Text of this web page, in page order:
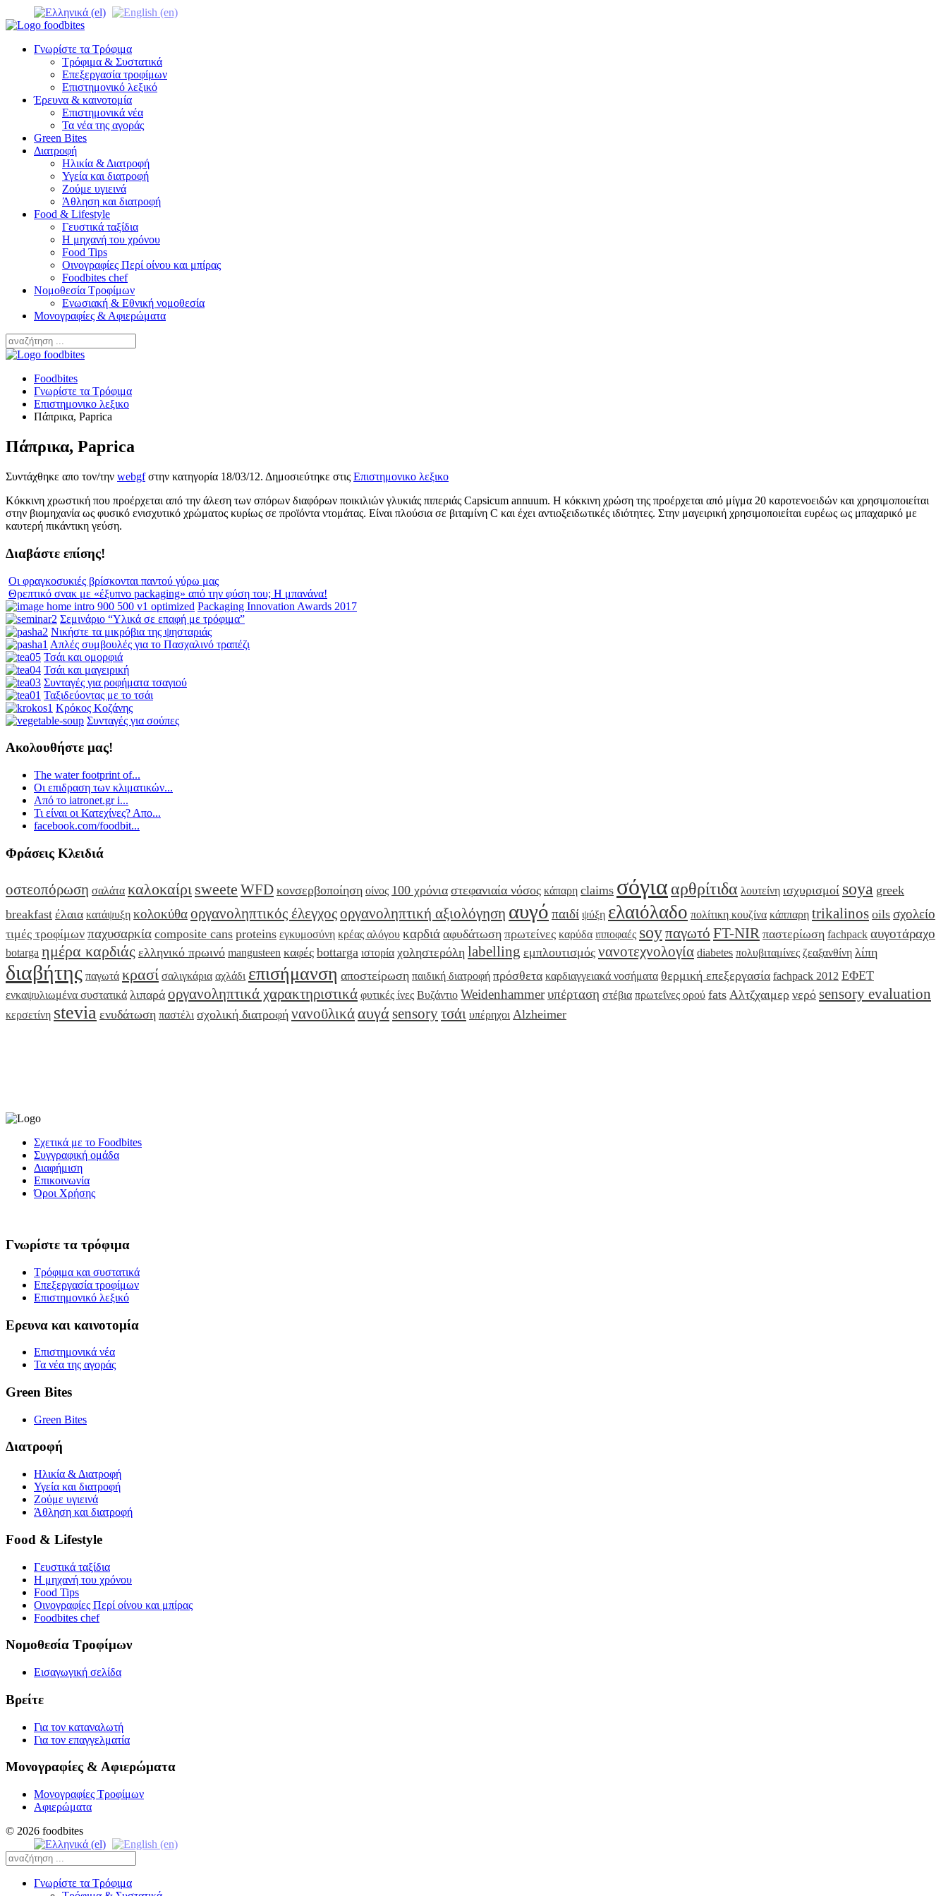
Γνωρίστε τα Τρόφιμα
Τρόφιμα & Συστατικά
Επεξεργασία τροφίμων
Επιστημονικό λεξικό
Έρευνα & καινοτομία
Επιστημονικά νέα
Τα νέα της αγοράς
Green Bites
Διατροφή
Ηλικία & Διατροφή
Υγεία και διατροφή
Ζούμε υγιεινά
Άθληση και διατροφή
Food & Lifestyle
Γευστικά ταξίδια
Η μηχανή του χρόνου
Food Tips
Οινογραφίες Περί οίνου και μπίρας
Foodbites chef
Νομοθεσία Τροφίμων
Ενωσιακή & Εθνική νομοθεσία
Μονογραφίες & Αφιερώματα
Foodbites
Γνωρίστε τα Τρόφιμα
Επιστημονικο λεξικο
Πάπρικα, Paprica
Πάπρικα, Paprica
Συντάχθηκε απο τον/την webgfστην κατηγορία 18/03/12. Δημοσιεύτηκε στις Επιστημονικο λεξικο
Κόκκινη χρωστική που προέρχεται από την άλεση των σπόρων διαφόρων ποικιλιών γλυκιάς πιπεριάς Capsicum annuum. Η κόκκινη χρώση της προέρχεται από μίγμα 20 καροτενοειδών και χρησιμοποιείται
στην βιομηχανία ως φυσικό ενισχυτικό χρώματος κυρίως σε προϊόντα ντομάτας. Είναι πλούσια σε βιταμίνη C και έχει αντιοξειδωτικές ιδιότητες. Στην μαγειρική χρησιμοποιείται ευρέως ως μπαχαρικό με
καυτερή πικάντικη γεύση.
Διαβάστε επίσης!
Οι φραγκοσυκιές βρίσκονται παντού γύρω μας
Θρεπτικό σνακ με «έξυπνο packaging» από την φύση του; Η μπανάνα!
Packaging Innovation Awards 2017
Σεμινάριο “Υλικά σε επαφή με τρόφιμα”
Νικήστε τα μικρόβια της ψησταριάς
Απλές συμβουλές για το Πασχαλινό τραπέζι
Τσάι και ομορφιά
Τσάι και μαγειρική
Συνταγές για ροφήματα τσαγιού
Ταξιδεύοντας με το τσάι
Κρόκος Κοζάνης
Συνταγές για σούπες
Ακολουθήστε μας!
The water footprint of...
Οι επιδραση των κλιματικών...
Από το iatronet.gr i...
Τι είναι οι Κατεχίνες? Απο...
facebook.com/foodbit...
Φράσεις Κλειδιά
οστεοπόρωση σαλάτα καλοκαίρι sweete WFD κονσερβοποίηση οίνος 100 χρόνια στεφανιαία νόσος κάπαρη claims σόγια αρθρίτιδα λουτείνη ισχυρισμοί soya greek
breakfast έλαια κατάψυξη κολοκύθαοργανοληπτικός έλεγχοςοργανοληπτική αξιολόγηση αυγό παιδί ψύξη ελαιόλαδο πολίτικη κουζίνα κάππαρη trikalinos oils σχολείο
τιμές τροφίμων παχυσαρκία composite cans proteins εγκυμοσύνη κρέας αλόγου καρδιά αφυδάτωση πρωτείνες καρύδα ιπποφαές soyπαγωτό FT-NIR παστερίωση fachpack αυγοτάραχο
botarga ημέρα καρδιάς ελληνικό πρωινό mangusteen καφές bottarga ιστορία χοληστερόλη labelling εμπλουτισμός νανοτεχνολογία diabetes πολυβιταμίνες ζεαξανθίνη λίπη
διαβήτης παγωτά κρασί σαλιγκάρια αχλάδι επισήμανση αποστείρωση παιδική διατροφή πρόσθετα καρδιαγγειακά νοσήματα θερμική επεξεργασία fachpack 2012 ΕΦΕΤ
ενκαψυλιωμένα συστατικά λιπαρά οργανοληπτικά χαρακτηριστικά φυτικές ίνες Βυζάντιο Weidenhammerυπέρταση στέβια πρωτεΐνες ορού fats Αλτζχαιμερ νερό sensory evaluation
κερσετίνη stevia ενυδάτωση παστέλι σχολική διατροφή νανοϋλικάαυγά sensoryτσάι υπέρηχοι Alzheimer
Σχετικά με το Foodbites
Συγγραφική ομάδα
Διαφήμιση
Επικοινωνία
Όροι Χρήσης
Γνωρίστε τα τρόφιμα
Τρόφιμα και συστατικά
Επεξεργασία τροφίμων
Επιστημονικό λεξικό
Ερευνα και καινοτομία
Επιστημονικά νέα
Τα νέα της αγοράς
Green Bites
Green Bites
Διατροφή
Ηλικία & Διατροφή
Υγεία και διατροφή
Ζούμε υγιεινά
Άθληση και διατροφή
Food & Lifestyle
Γευστικά ταξίδια
Η μηχανή του χρόνου
Food Tips
Οινογραφίες Περί οίνου και μπίρας
Foodbites chef
Νομοθεσία Τροφίμων
Εισαγωγική σελίδα
Βρείτε
Για τον καταναλωτή
Για τον επαγγελματία
Μονογραφίες & Αφιερώματα
Μονογραφίες Τροφίμων
Αφιερώματα
© 2026 foodbites
Γνωρίστε τα Τρόφιμα